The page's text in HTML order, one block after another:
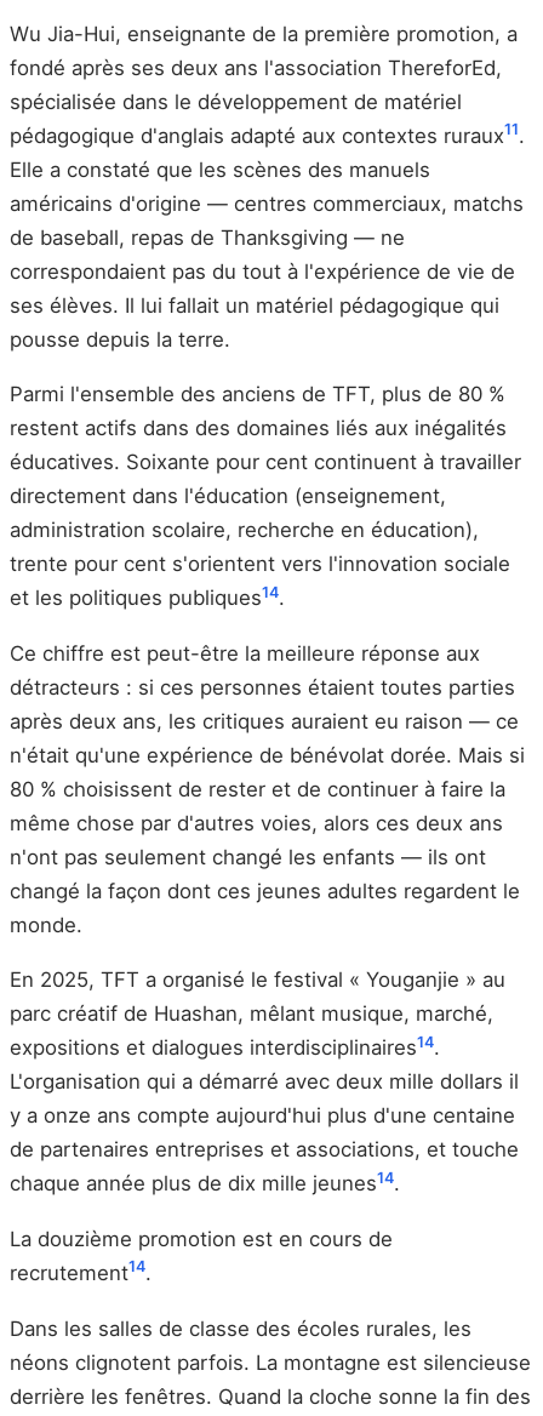
Wu Jia-Hui, enseignante de la première promotion, a
fondé après ses deux ans l'association ThereforEd,
spécialisée dans le développement de matériel
pédagogique d'anglais adapté aux contextes ruraux11.
Elle a constaté que les scènes des manuels
américains d'origine — centres commerciaux, matchs
de baseball, repas de Thanksgiving — ne
correspondaient pas du tout à l'expérience de vie de
ses élèves. Il lui fallait un matériel pédagogique qui
pousse depuis la terre.
Parmi l'ensemble des anciens de TFT, plus de 80 %
restent actifs dans des domaines liés aux inégalités
éducatives. Soixante pour cent continuent à travailler
directement dans l'éducation (enseignement,
administration scolaire, recherche en éducation),
trente pour cent s'orientent vers l'innovation sociale
et les politiques publiques14.
Ce chiffre est peut-être la meilleure réponse aux
détracteurs : si ces personnes étaient toutes parties
après deux ans, les critiques auraient eu raison — ce
n'était qu'une expérience de bénévolat dorée. Mais si
80 % choisissent de rester et de continuer à faire la
même chose par d'autres voies, alors ces deux ans
n'ont pas seulement changé les enfants — ils ont
changé la façon dont ces jeunes adultes regardent le
monde.
En 2025, TFT a organisé le festival « Youganjie » au
parc créatif de Huashan, mêlant musique, marché,
expositions et dialogues interdisciplinaires14.
L'organisation qui a démarré avec deux mille dollars il
y a onze ans compte aujourd'hui plus d'une centaine
de partenaires entreprises et associations, et touche
chaque année plus de dix mille jeunes14.
La douzième promotion est en cours de
recrutement14.
Dans les salles de classe des écoles rurales, les
néons clignotent parfois. La montagne est silencieuse
derrière les fenêtres. Quand la cloche sonne la fin des